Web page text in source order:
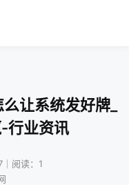
让系统发好牌_
行业资讯
阅读：1